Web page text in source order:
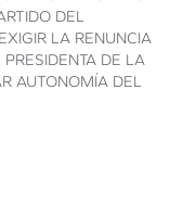
DEL
LA RENUNCIA
DE LA
AUTONOMÍA DEL